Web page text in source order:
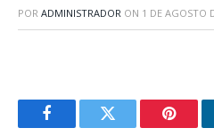
POR ADMINISTRADOR ON 1 DE AGOSTO
FacebookTwitter